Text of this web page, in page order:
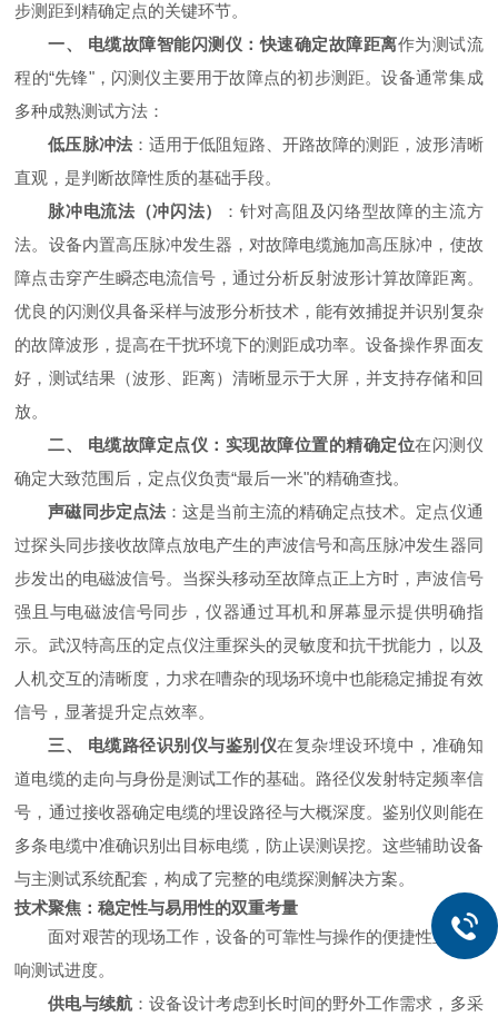
步测距到精确定点的关键环节。
一、 电缆故障智能闪测仪：快速确定故障距离作为测试流
程的“先锋"，闪测仪主要用于故障点的初步测距。设备通常集成
多种成熟测试方法：
低压脉冲法：适用于低阻短路、开路故障的测距，波形清晰
直观，是判断故障性质的基础手段。
脉冲电流法（冲闪法）
：针对高阻及闪络型故障的主流方
法。设备内置高压脉冲发生器，对故障电缆施加高压脉冲，使故
障点击穿产生瞬态电流信号，通过分析反射波形计算故障距离。
优良的闪测仪具备采样与波形分析技术，能有效捕捉并识别复杂
的故障波形，提高在干扰环境下的测距成功率。设备操作界面友
好，测试结果（波形、距离）清晰显示于大屏，并支持存储和回
放。
二、 电缆故障定点仪：实现故障位置的精确定位在闪测仪
确定大致范围后，定点仪负责“最后一米"的精确查找。
声磁同步定点法：这是当前主流的精确定点技术。定点仪通
过探头同步接收故障点放电产生的声波信号和高压脉冲发生器同
步发出的电磁波信号。当探头移动至故障点正上方时，声波信号
强且与电磁波信号同步，仪器通过耳机和屏幕显示提供明确指
示。武汉特高压的定点仪注重探头的灵敏度和抗干扰能力，以及
人机交互的清晰度，力求在嘈杂的现场环境中也能稳定捕捉有效
信号，显著提升定点效率。
三、 电缆路径识别仪与鉴别仪在复杂埋设环境中，准确知
道电缆的走向与身份是测试工作的基础。路径仪发射特定频率信
号，通过接收器确定电缆的埋设路径与大概深度。鉴别仪则能在
多条电缆中准确识别出目标电缆，防止误测误挖。这些辅助设备
与主测试系统配套，构成了完整的电缆探测解决方案。
技术聚焦：稳定性与易用性的双重考量
面对艰苦的现场工作，设备的可靠性与操作的便捷性直接影
响测试进度。
供电与续航：设备设计考虑到长时间的野外工作需求，多采